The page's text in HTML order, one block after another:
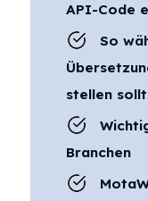
API-Code
So
stellen
Branchen